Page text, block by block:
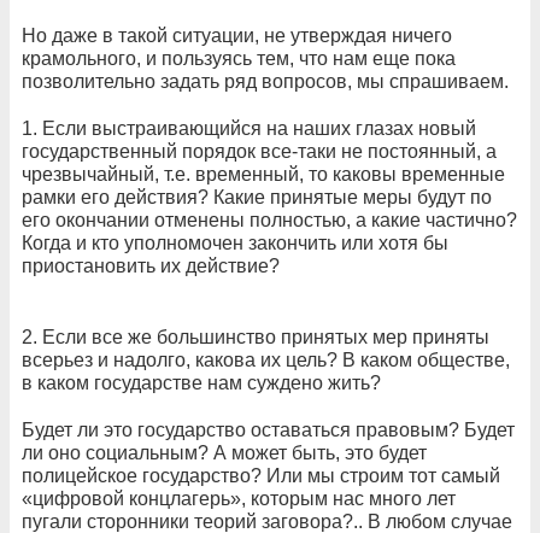
Но даже в такой ситуации, не утверждая ничего
крамольного, и пользуясь тем, что нам еще пока
позволительно задать ряд вопросов, мы спрашиваем.
1. Если выстраивающийся на наших глазах новый
государственный порядок все-таки не постоянный, а
чрезвычайный, т.е. временный, то каковы временные
рамки его действия? Какие принятые меры будут по
его окончании отменены полностью, а какие частично?
Когда и кто уполномочен закончить или хотя бы
приостановить их действие?
2. Если все же большинство принятых мер приняты
всерьез и надолго, какова их цель? В каком обществе,
в каком государстве нам суждено жить?
Будет ли это государство оставаться правовым? Будет
ли оно социальным? А может быть, это будет
полицейское государство? Или мы строим тот самый
«цифровой концлагерь», которым нас много лет
пугали сторонники теорий заговора?.. В любом случае